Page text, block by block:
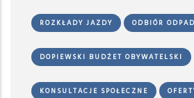
ROZKŁADY JAZDY ODBIÓR
DOPIEWSKI BUDŻET OBYWATELSKI
KONSULTACJE SPOŁECZNE